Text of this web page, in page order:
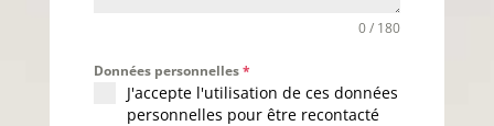
0 / 180
Données personnelles*
J'accepte l'utilisation de ces données
personnelles pour être recontacté